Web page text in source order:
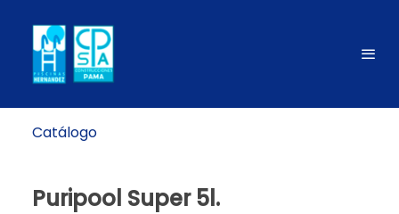
Catálogo
Puripool Super 5l.